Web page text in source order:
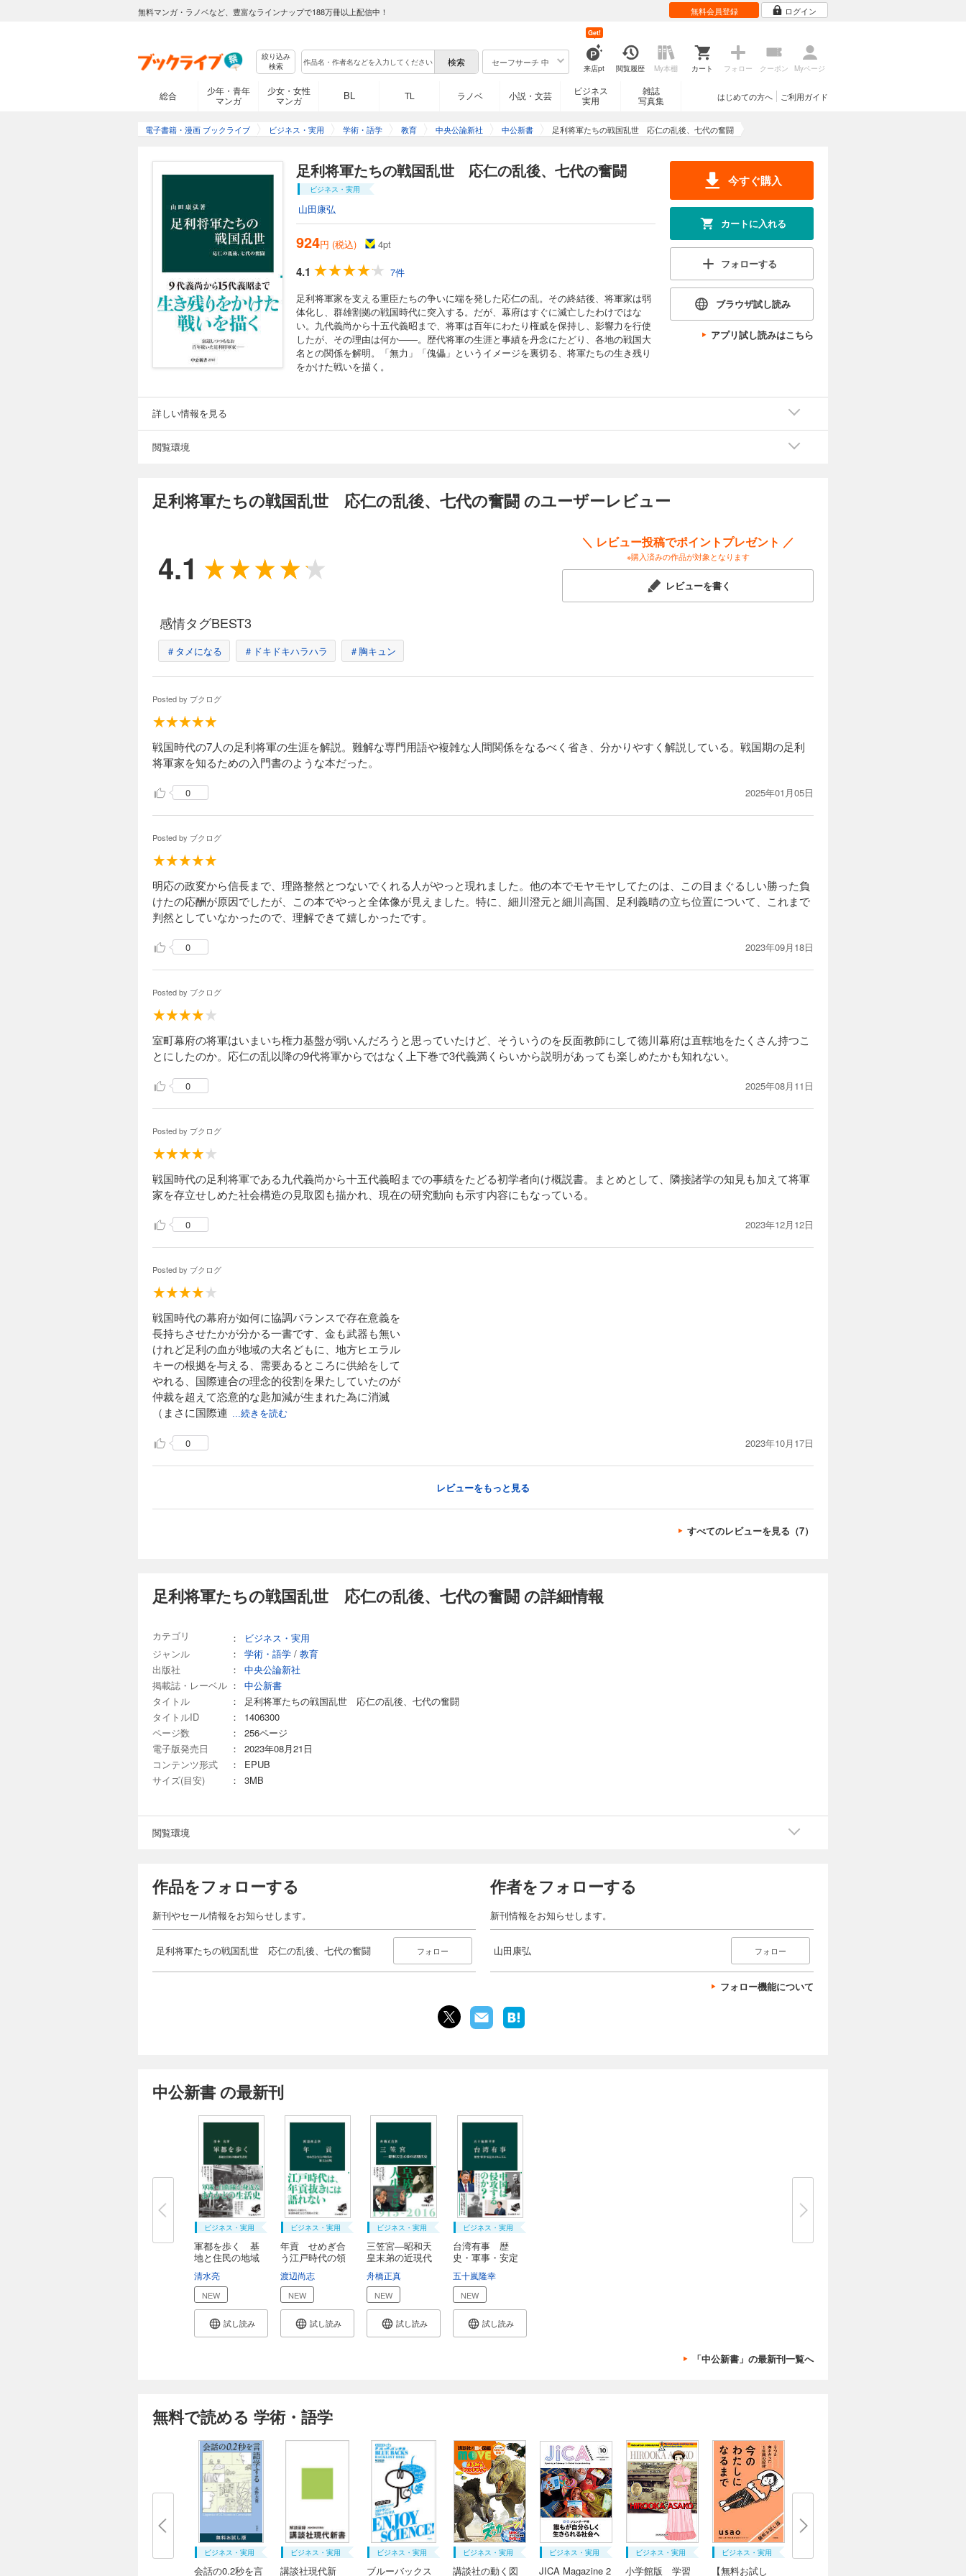
無料マンガ・ラノベなど、豊富なラインナップで188万冊以上配信中！ 無料会員登録 ログイン
絞り込み
検索
セーフサーチ 中
来店pt
Get!
閲覧履歴 My本棚 カート フォロー クーポン Myページ
総合
少年・青年
マンガ
少女・女性
マンガ
BL TL ラノベ 小説・文芸
ビジネス
実用
雑誌
写真集
ご利用ガイド
はじめての方へ
電子書籍・漫画 ブックライブ ビジネス・実用 学術・語学 教育 中央公論新社 中公新書 足利将軍たちの戦国乱世 応仁の乱後、七代の奮闘
足利将軍たちの戦国乱世 応仁の乱後、七代の奮闘
ビジネス・実用
山田康弘
924円 (税込) 4pt
4.1
7件
足利将軍家を支える重臣たちの争いに端を発した応仁の乱。その終結後、将軍家は弱
体化し、群雄割拠の戦国時代に突入する。だが、幕府はすぐに滅亡したわけではな
い。九代義尚から十五代義昭まで、将軍は百年にわたり権威を保持し、影響力を行使
したが、その理由は何か――。歴代将軍の生涯と事績を丹念にたどり、各地の戦国大
名との関係を解明。「無力」「傀儡」というイメージを裏切る、将軍たちの生き残り
をかけた戦いを描く。
今すぐ購入
カートに入れる
フォローする
ブラウザ試し読み
アプリ試し読みはこちら
詳しい情報を見る
閲覧環境
足利将軍たちの戦国乱世 応仁の乱後、七代の奮闘 のユーザーレビュー
4.1
＼ レビュー投稿でポイントプレゼント ／
※購入済みの作品が対象となります
レビューを書く
感情タグBEST3
＃タメになる ＃ドキドキハラハラ ＃胸キュン
Posted by ブクログ
戦国時代の7人の足利将軍の生涯を解説。難解な専門用語や複雑な人間関係をなるべく省き、分かりやすく解説している。戦国期の足利
将軍家を知るための入門書のような本だった。
0 2025年01月05日
Posted by ブクログ
明応の政変から信長まで、理路整然とつないでくれる人がやっと現れました。他の本でモヤモヤしてたのは、この目まぐるしい勝った負
けたの応酬が原因でしたが、この本でやっと全体像が見えました。特に、細川澄元と細川高国、足利義晴の立ち位置について、これまで
判然としていなかったので、理解できて嬉しかったです。
0 2023年09月18日
Posted by ブクログ
室町幕府の将軍はいまいち権力基盤が弱いんだろうと思っていたけど、そういうのを反面教師にして徳川幕府は直轄地をたくさん持つこ
とにしたのか。応仁の乱以降の9代将軍からではなく上下巻で3代義満くらいから説明があっても楽しめたかも知れない。
0 2025年08月11日
Posted by ブクログ
戦国時代の足利将軍である九代義尚から十五代義昭までの事績をたどる初学者向け概説書。まとめとして、隣接諸学の知見も加えて将軍
家を存立せしめた社会構造の見取図も描かれ、現在の研究動向も示す内容にもなっている。
0 2023年12月12日
Posted by ブクログ
戦国時代の幕府が如何に協調バランスで存在意義を
長持ちさせたかが分かる一書です、金も武器も無い
けれど足利の血が地域の大名どもに、地方ヒエラル
キーの根拠を与える、需要あるところに供給をして
やれる、国際連合の理念的役割を果たしていたのが
仲裁を超えて恣意的な匙加減が生まれた為に消滅
（まさに国際連
...続きを読む
0 2023年10月17日
レビューをもっと見る
すべてのレビューを見る（7）
足利将軍たちの戦国乱世 応仁の乱後、七代の奮闘 の詳細情報
カテゴリ ：
ビジネス・実用
ジャンル
： 学術・語学 / 教育
出版社
：
中央公論新社
掲載誌・レーベル ：
中公新書
タイトル
：
足利将軍たちの戦国乱世 応仁の乱後、七代の奮闘
タイトルID
：
1406300
ページ数
：
256ページ
電子版発売日
：
2023年08月21日
コンテンツ形式
：
EPUB
サイズ(目安)
： 3MB
閲覧環境
作品をフォローする
新刊やセール情報をお知らせします。
足利将軍たちの戦国乱世 応仁の乱後、七代の奮闘 フォロー
作者をフォローする
新刊情報をお知らせします。
山田康弘 フォロー
フォロー機能について
中公新書 の最新刊
ビジネス・実用
軍都を歩く 基
地と住民の地域
清水亮
NEW
試し読み
ビジネス・実用
年貢 せめぎ合
う江戸時代の領
渡辺尚志
NEW
試し読み
ビジネス・実用
三笠宮―昭和天
皇末弟の近現代
舟橋正真
NEW
試し読み
ビジネス・実用
台湾有事 歴
史・軍事・安定
五十嵐隆幸
NEW
試し読み
「中公新書」の最新刊一覧へ
無料で読める 学術・語学
ビジネス・実用
会話の0.2秒を言
ビジネス・実用
講談社現代新
ビジネス・実用
ブルーバックス
ビジネス・実用
講談社の動く図
ビジネス・実用
JICA Magazine 2
ビジネス・実用
小学館版 学習
ビジネス・実用
【無料お試し